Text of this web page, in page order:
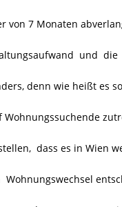
von 7 Monaten
und
denn wie heißt es
dass es in Wien